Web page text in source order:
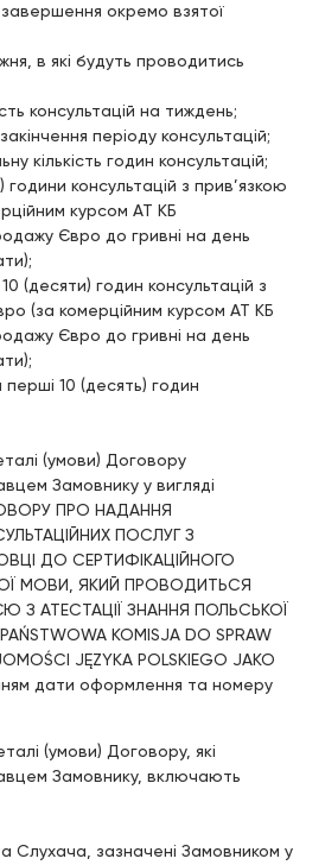
окремо взятої
в які будуть проводитись
консультацій на тиждень;
періоду консультацій;
кількість годин консультацій;
години консультацій з прив’язкою
курсом АТ КБ
Євро до гривні на день
(десяти) годин консультацій з
(за комерційним курсом АТ КБ
Євро до гривні на день
10 (десять) годин
(умови) Договору
Замовнику у вигляді
ПРО НАДАННЯ
ПОСЛУГ З
ДО СЕРТИФІКАЦІЙНОГО
МОВИ, ЯКИЙ ПРОВОДИТЬСЯ
З АТЕСТАЦІЇ ЗНАННЯ ПОЛЬСЬКОЇ
KOMISJA DO SPRAW
JĘZYKA POLSKIEGO JAKO
дати оформлення та номеру
(умови) Договору, які
Замовнику, включають
Слухача, зазначені Замовником у